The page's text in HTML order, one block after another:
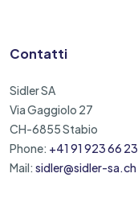
Contatti
Sidler SA
Via Gaggiolo 27
CH-6855 Stabio
Phone: +41 91 923 66 23
Mail: sidler@sidler-sa.ch